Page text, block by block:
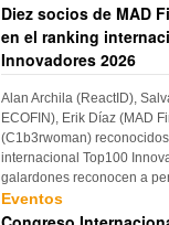
Diez socios de MAD
en el ranking
Innovadores 2026
Alan Archila (ReactID),
ECOFIN), Erik Díaz (MAD
(C1b3rwoman)
internacional Top100
galardones reconocen a
Eventos